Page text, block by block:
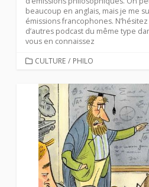
beaucoup en anglais, mais je me
émissions francophones.
d’autres podcast du même type
vous en connaissez
CATEGORIES
CULTURE / PHILO